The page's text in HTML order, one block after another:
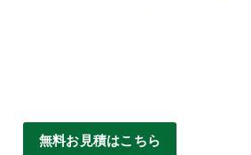
無料お見積はこちら